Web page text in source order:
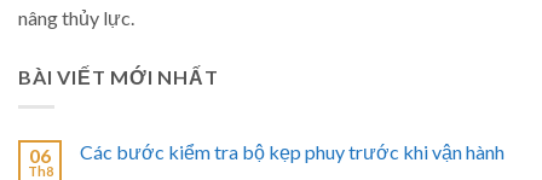
nâng thủy lực.
BÀI VIẾT MỚI NHẤT
06
Th8
Các bước kiểm tra bộ kẹp phuy trước khi vận hành